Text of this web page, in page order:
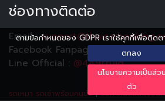
ตามข้อกำหนดของ GDPR เราใช้คุกกี้เพื่อติดต
ตกลง
นโยบายความเป็นส่วน
ตัว
ช่องทางติดต่อ
Email :
Facebook Fanpage :
Line Official : @449ttuiq
รถเหมา รถเช่าพร้อมคนขับ|ข้อกำหนดและเงื่อน